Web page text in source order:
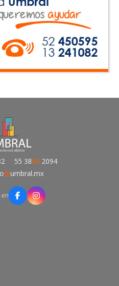
· 55 3888 2094
@umbral.mx